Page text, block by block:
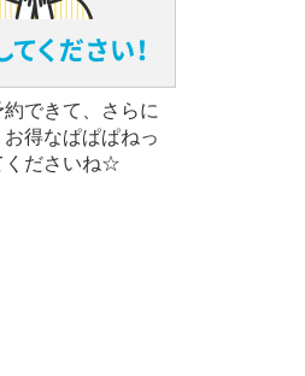
できて、さらに
得なぱぱぱねっ
くださいね☆